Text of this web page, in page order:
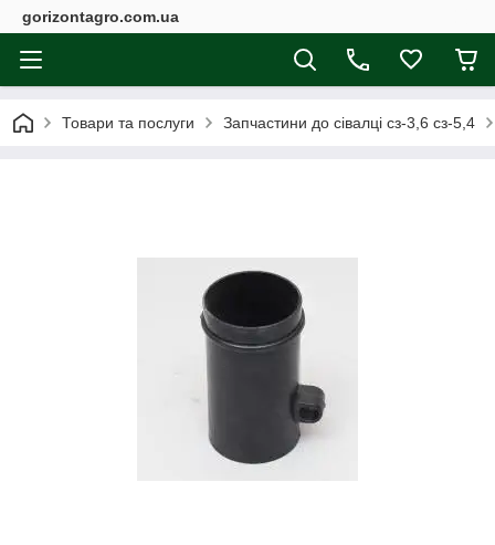
gorizontagro.com.ua
Товари та послуги Запчастини до сівалці сз-3,6 сз-5,4